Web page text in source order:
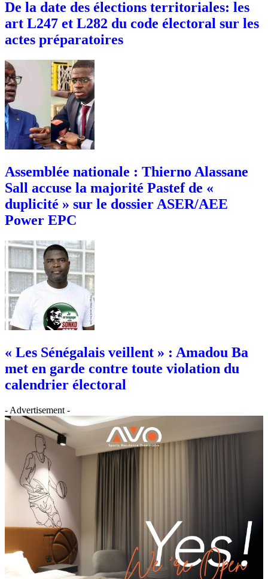
De la date des élections territoriales: les
art L247 et L282 du code électoral sur les
actes préparatoires
Assemblée nationale : Thierno Alassane
Sall accuse la majorité Pastef de «
duplicité » sur le dossier ASER/AEE
Power EPC
« Les Sénégalais veillent » : Amadou Ba
met en garde contre toute violation du
calendrier électoral
- Advertisement -